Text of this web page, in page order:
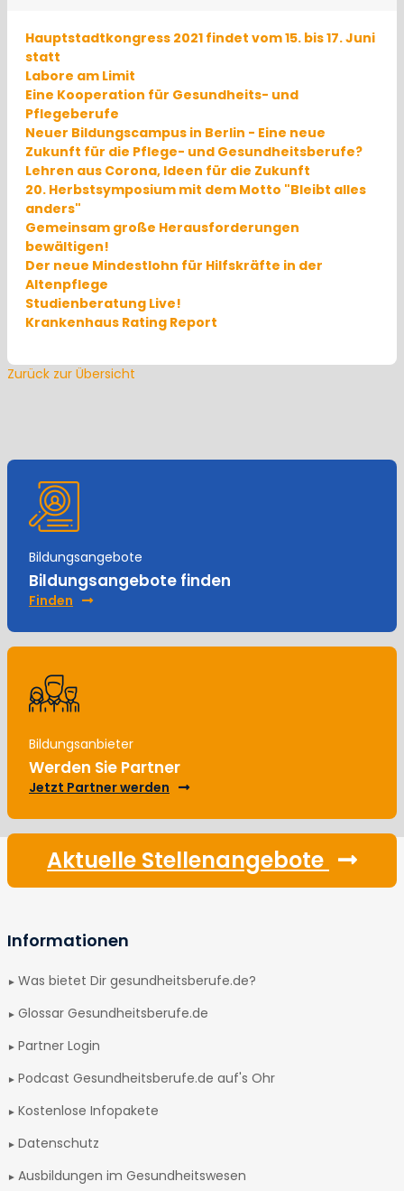
Hauptstadtkongress 2021 findet vom 15. bis 17. Juni
statt
Labore am Limit
Eine Kooperation für Gesundheits- und
Pflegeberufe
Neuer Bildungscampus in Berlin - Eine neue
Zukunft für die Pflege- und Gesundheitsberufe?
Lehren aus Corona, Ideen für die Zukunft
20. Herbstsymposium mit dem Motto "Bleibt alles
anders"
Gemeinsam große Herausforderungen
bewältigen!
Der neue Mindestlohn für Hilfskräfte in der
Altenpflege
Studienberatung Live!
Krankenhaus Rating Report
Zurück zur Übersicht
Bildungsangebote
Bildungsangebote finden
Finden
Bildungsanbieter
Werden Sie Partner
Jetzt Partner werden
Aktuelle Stellenangebote
Informationen
Was bietet Dir gesundheitsberufe.de?
Glossar Gesundheitsberufe.de
Partner Login
Podcast Gesundheitsberufe.de auf's Ohr
Kostenlose Infopakete
Datenschutz
Ausbildungen im Gesundheitswesen